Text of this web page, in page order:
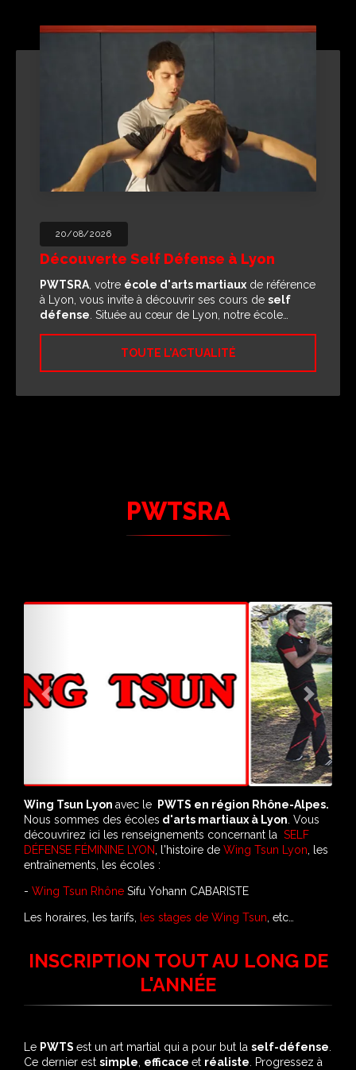
06/08/2026
Découverte Wing Chun à Lyon
Découvrez le Wing Chunà Lyon avec PWTSRA,
votre école d'arts martiaux spécialisée dans
l'enseignement de cet art martial chinois unique.
TOUTE L'ACTUALITÉ
PWTSRA
Next
Wing Tsun Lyonavec lePWTS en région Rhône-Alpes.
Nous sommes des écolesd'arts martiaux à Lyon. Vous
découvrirez ici les renseignements concernant la SELF
DÉFENSE FÉMININE LYON , l'histoire de
INSCRIPTION TOUT AU LONG DE
L'ANNÉE
Le PWTSest un art martial qui a pour but la self-défense